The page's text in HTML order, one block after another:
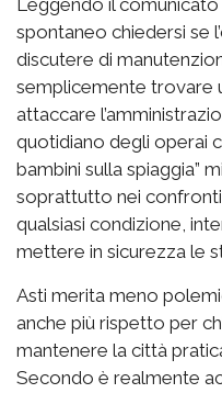
Leggendo il
spontaneo chiedersi se
discutere di
semplicemente trovare
attaccare
quotidiano degli operai
bambini sulla spiaggia”
soprattutto nei
qualsiasi condizione,
mettere in sicurezza le
Asti merita meno
anche più rispetto per
mantenere la città
Secondo è realmente